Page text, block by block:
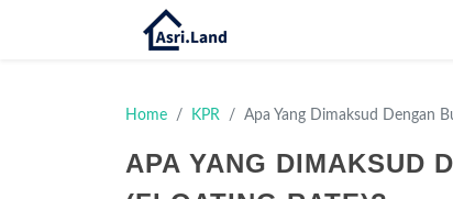
Home KPR Apa Yang Dimaksud Dengan
APA YANG DIMAKSUD